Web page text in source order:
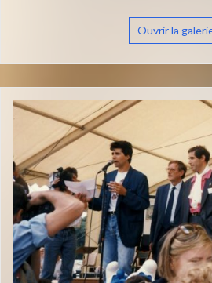
Ouvrir la